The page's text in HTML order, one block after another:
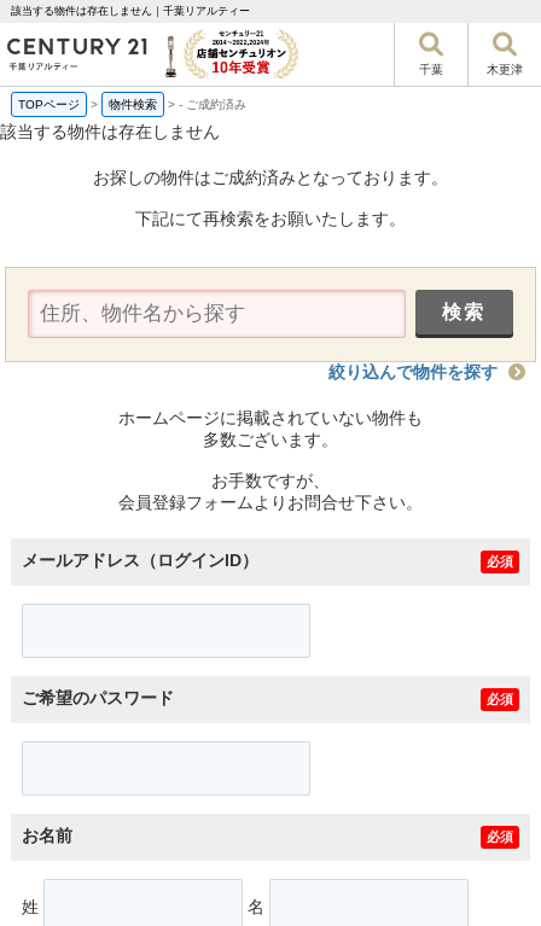
該当する物件は存在しません｜千葉リアルティー
千葉 木更津
TOPページ > 物件検索 >- ご成約済み
該当する物件は存在しません
お探しの物件はご成約済みとなっております。
下記にて再検索をお願いたします。
絞り込んで物件を探す
ホームページに掲載されていない物件も
多数ございます。
お手数ですが、
会員登録フォームよりお問合せ下さい。
メールアドレス（ログインID） 必須
ご希望のパスワード 必須
お名前 必須
姓 名